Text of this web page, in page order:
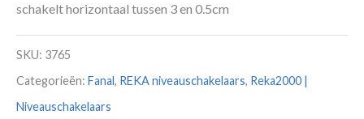
schakelt horizontaal tussen 3 en 0.5cm
SKU: 3765
Categorieën: Fanal, REKA niveauschakelaars, Reka2000 |
Niveauschakelaars